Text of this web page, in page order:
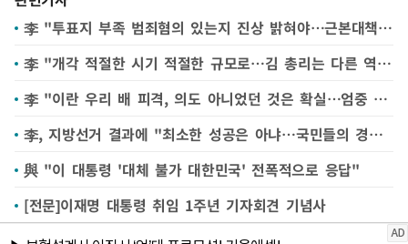
李 "투표지 부족 범죄혐의 있는지 진상 밝혀야…근본대책도 강구"
李 "개각 적절한 시기 적절한 규모로…김 총리는 다른 역할 맡는 게 적정해보여"
李 "이란 우리 배 피격, 의도 아니었던 것은 확실…엄중 항의"
李, 지방선거 결과에 "최소한 성공은 아냐…국민들의 경고라고 생각"
與 "이 대통령 '대체 불가 대한민국' 전폭적으로 응답"
[전문]이재명 대통령 취임 1주년 기자회견 기념사